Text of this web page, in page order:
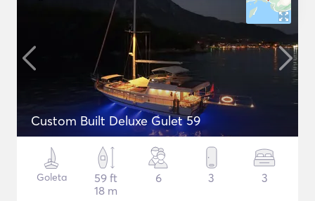
Custom Built Deluxe Gulet 59
Goleta
59 ft
18 m
6 3 3